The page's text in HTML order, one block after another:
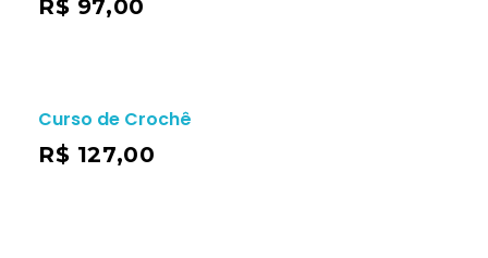
R$ 97,00
Curso de Crochê
R$ 127,00